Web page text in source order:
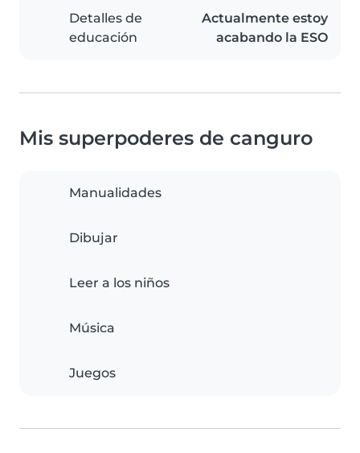
Detalles de
educación
Actualmente estoy
acabando la ESO
Mis superpoderes de canguro
Manualidades
Dibujar
Leer a los niños
Música
Juegos